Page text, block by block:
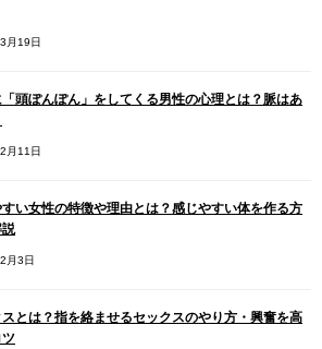
月19日
頭ぽんぽん」をしてくる男性の心理とは？脈はあ
月11日
い女性の特徴や理由とは？感じやすい体を作る方
説
月3日
とは？指を絡ませるセックスのやり方・興奮を高
ツ